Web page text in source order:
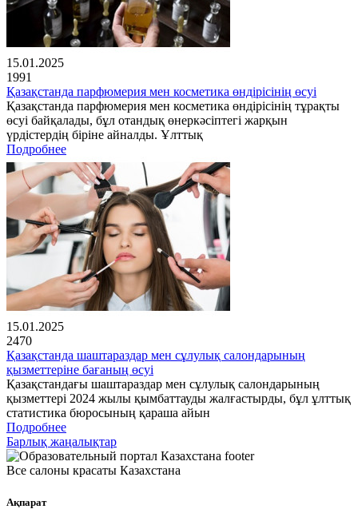
15.01.2025
1991
Қазақстанда парфюмерия мен косметика өндірісінің өсуі
Қазақстанда парфюмерия мен косметика өндірісінің тұрақты
өсуі байқалады, бұл отандық өнеркәсіптегі жарқын
үрдістердің біріне айналды. Ұлттық
Подробнее
15.01.2025
2470
Қазақстанда шаштараздар мен сұлулық салондарының
қызметтеріне бағаның өсуі
Қазақстандағы шаштараздар мен сұлулық салондарының
қызметтері 2024 жылы қымбаттауды жалғастырды, бұл ұлттық
статистика бюросының қараша айын
Подробнее
Барлық жаңалықтар
Все салоны красаты Казахстана
Ақпарат